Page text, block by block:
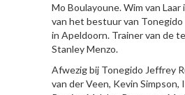
Mo Boulayoune. Wim van
van het bestuur van Tonegido
in Apeldoorn. Trainer van de
Stanley Menzo.
Afwezig bij Tonegido Jeffrey
van der Veen, Kevin Simpson,